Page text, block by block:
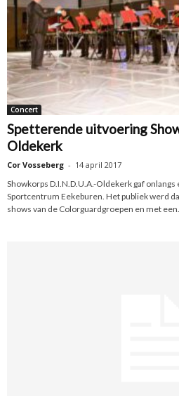
Concert
Spetterende uitvoering
Oldekerk
Cor Vosseberg - 14 april 2017
Showkorps D.I.N.D.U.A.-Oldekerk gaf
Sportcentrum Eekeburen. Het publiek werd
shows van de Colorguardgroepen en met